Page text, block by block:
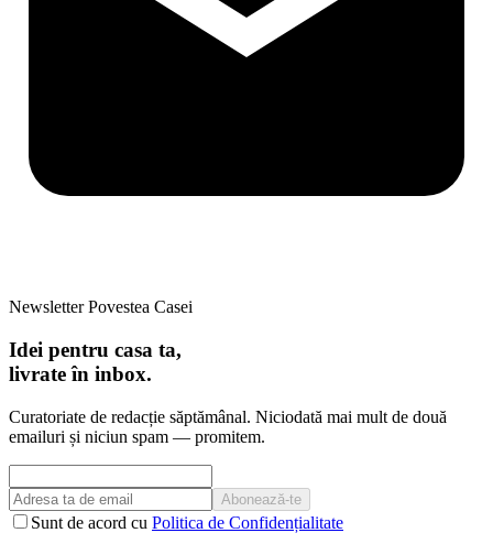
Newsletter Povestea Casei
Idei pentru casa ta,
livrate în inbox.
Curatoriate de redacție săptămânal. Niciodată mai mult de două
emailuri și niciun spam — promitem.
Abonează-te
Sunt de acord cu Politica de Confidențialitate